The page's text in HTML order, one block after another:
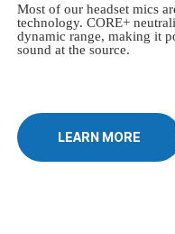
Most of our headset mics
technology. CORE+
dynamic range, making it
sound at the source.
LEARN MORE